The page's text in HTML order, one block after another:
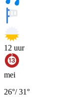
12 uur
mei
26°/31°